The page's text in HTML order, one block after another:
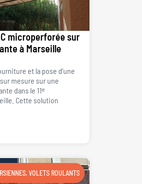
microperforée sur
à Marseille
et la pose d’une
mesure sur une
dans le 11ᵉ
Cette solution
,VOLETS ROULANTS